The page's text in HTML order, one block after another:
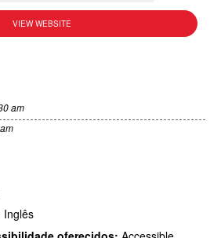
VIEW WEBSITE
am
Inglês